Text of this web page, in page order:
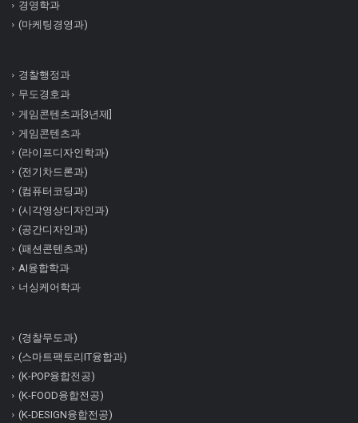
경영학과
(마케팅경영과)
경찰행정과
무도경호과
게임콘텐츠과[3년제]
게임콘텐츠과
(라이프디자인학과)
(전기차드론과)
(컴퓨터코딩과)
(시각영상디자인과)
(공간디자인과)
(패션콘텐츠과)
AI융합학과
너싱케어학과
(경찰무도과)
(스마트팩토리IT융합과)
(K-POP융합전공)
(K-FOOD융합전공)
(K-DESIGN융합전공)